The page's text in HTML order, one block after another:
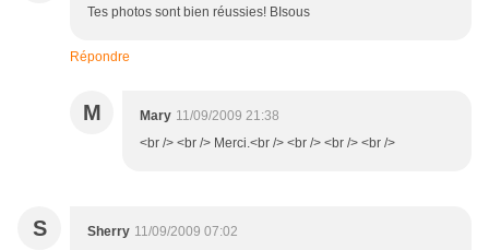
Tes photos sont bien réussies! BIsous
Répondre
M Mary 11/09/2009 21:38
<br /> <br /> Merci.<br /> <br /> <br /> <br />
S Sherry 11/09/2009 07:02